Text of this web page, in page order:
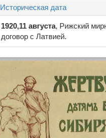
Историческая дата
1920,11 августа, Рижский
договор с Латвией.